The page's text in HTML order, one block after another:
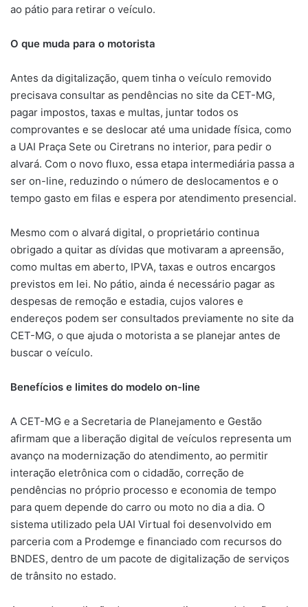
ao pátio para retirar o veículo.
O que muda para o motorista
Antes da digitalização, quem tinha o veículo removido
precisava consultar as pendências no site da CET-MG,
pagar impostos, taxas e multas, juntar todos os
comprovantes e se deslocar até uma unidade física, como
a UAI Praça Sete ou Ciretrans no interior, para pedir o
alvará. Com o novo fluxo, essa etapa intermediária passa a
ser on-line, reduzindo o número de deslocamentos e o
tempo gasto em filas e espera por atendimento presencial.
Mesmo com o alvará digital, o proprietário continua
obrigado a quitar as dívidas que motivaram a apreensão,
como multas em aberto, IPVA, taxas e outros encargos
previstos em lei. No pátio, ainda é necessário pagar as
despesas de remoção e estadia, cujos valores e
endereços podem ser consultados previamente no site da
CET-MG, o que ajuda o motorista a se planejar antes de
buscar o veículo.
Benefícios e limites do modelo on-line
A CET-MG e a Secretaria de Planejamento e Gestão
afirmam que a liberação digital de veículos representa um
avanço na modernização do atendimento, ao permitir
interação eletrônica com o cidadão, correção de
pendências no próprio processo e economia de tempo
para quem depende do carro ou moto no dia a dia. O
sistema utilizado pela UAI Virtual foi desenvolvido em
parceria com a Prodemge e financiado com recursos do
BNDES, dentro de um pacote de digitalização de serviços
de trânsito no estado.